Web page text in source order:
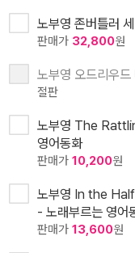
노부영 존버틀러
판매가 32,800원
노부영 오드리우
절판
노부영 The
영어동화
판매가 10,200원
노부영 In the
- 노래부르는 영어
판매가 13,600원